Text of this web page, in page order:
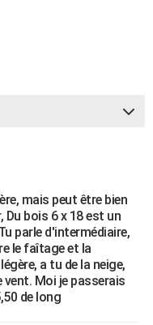
mais peut être bien
Du bois 6 x 18 est un
parle d'intermédiaire,
le faîtage et la
a tu de la neige,
Moi je passerais
de long